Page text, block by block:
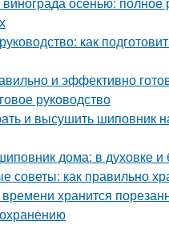
как
и эффективно
руководство
и высушить шиповник
дома: в духовке и
советы: как правильно
хранится